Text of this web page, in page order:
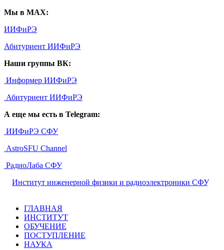
Мы в MAX:
ИИФиРЭ
Абитуриент ИИФиРЭ
Наши группы ВК:
Информер ИИФиРЭ
Абитуриент ИИФиРЭ
А еще мы есть в Telegram:
ИИФиРЭ СФУ
AstroSFU Channel
РадиоЛаба СФУ
Институт инженерной физики и радиоэлектроники СФУ,
ГЛАВНАЯ
ИНСТИТУТ
ОБУЧЕНИЕ
ПОСТУПЛЕНИЕ
НАУКА